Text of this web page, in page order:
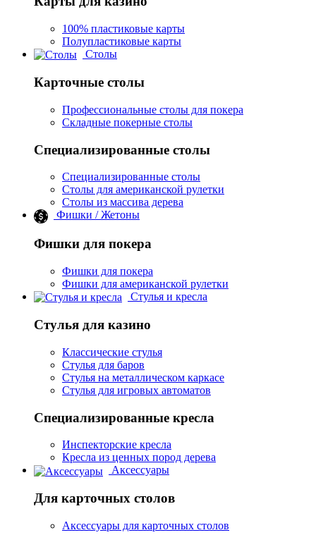
100% пластиковые карты
Полупластиковые карты
Столы
Карточные столы
Профессиональные столы для покера
Складные покерные столы
Специализированные столы
Специализированные столы
Столы для американской рулетки
Столы из массива дерева
Фишки / Жетоны
Фишки для покера
Фишки для покера
Фишки для американской рулетки
Стулья и кресла
Стулья для казино
Классические стулья
Стулья для баров
Стулья на металлическом каркасе
Стулья для игровых автоматов
Специализированные кресла
Инспекторские кресла
Кресла из ценных пород дерева
Аксессуары
Для карточных столов
Аксессуары для карточных столов